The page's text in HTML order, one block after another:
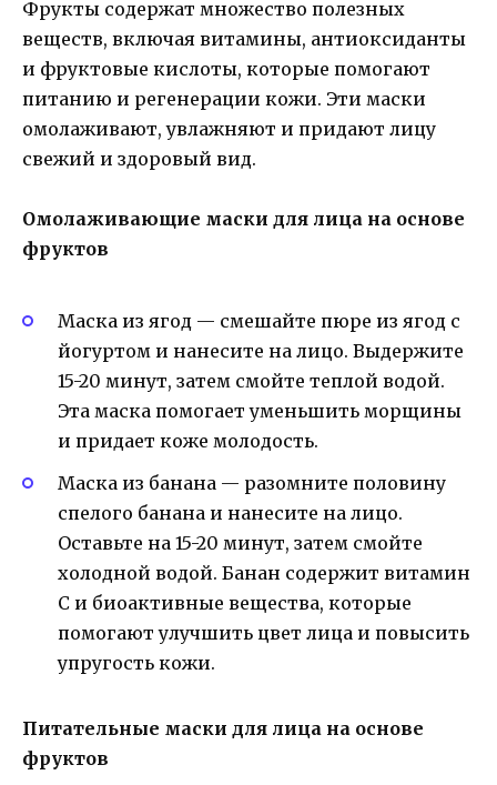
Фрукты содержат множество полезных
веществ, включая витамины, антиоксиданты
и фруктовые кислоты, которые помогают
питанию и регенерации кожи. Эти маски
омолаживают, увлажняют и придают лицу
свежий и здоровый вид.
Омолаживающие маски для лица на основе
фруктов
Маска из ягод — смешайте пюре из ягод с
йогуртом и нанесите на лицо. Выдержите
15-20 минут, затем смойте теплой водой.
Эта маска помогает уменьшить морщины
и придает коже молодость.
Маска из банана — разомните половину
спелого банана и нанесите на лицо.
Оставьте на 15-20 минут, затем смойте
холодной водой. Банан содержит витамин
С и биоактивные вещества, которые
помогают улучшить цвет лица и повысить
упругость кожи.
Питательные маски для лица на основе
фруктов